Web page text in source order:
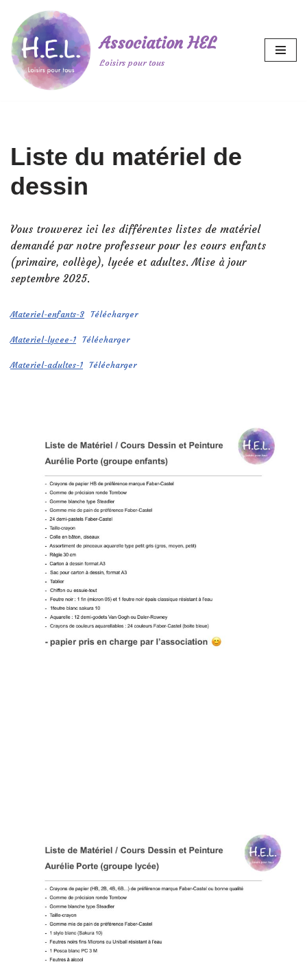
Aller
au
contenu
Association HEL
Loisirs pour tous
Liste du matériel de
dessin
Vous trouverez ici les différentes listes de matériel
demandé par notre professeur pour les cours enfants
(primaire, collège), lycée et adultes. Mise à jour
septembre 2025.
Materiel-enfants-3 Télécharger
Materiel-lycee-1 Télécharger
Materiel-adultes-1 Télécharger